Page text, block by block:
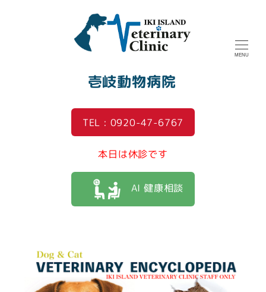
壱岐動物病院
MENU
TEL : 0920-47-6767
本日は休診です
AI 健康相談